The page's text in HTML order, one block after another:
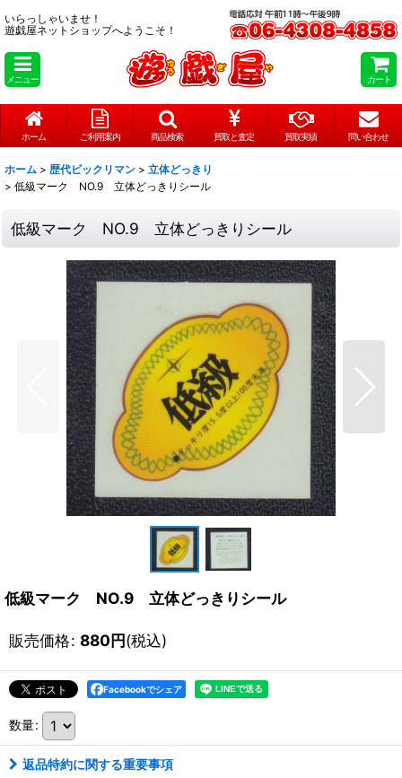
いらっしゃいませ！
遊戯屋ネットショップへようこそ！
メニュー カート
ホーム ご利用案内 商品検索 買取と査定 買取実績 問い合わせ
ホーム > 歴代ビックリマン > 立体どっきり
> 低級マーク NO.9 立体どっきりシール
低級マーク NO.9 立体どっきりシール
低級マーク NO.9 立体どっきりシール
販売価格: 880円(税込)
Facebookでシェア
数量:
返品特約に関する重要事項